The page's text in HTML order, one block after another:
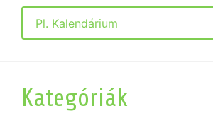
Kategóriák